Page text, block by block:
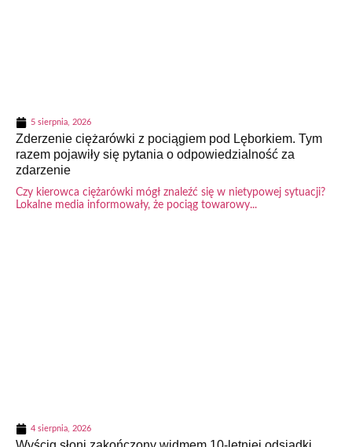
5 sierpnia, 2026
Zderzenie ciężarówki z pociągiem pod Lęborkiem. Tym
razem pojawiły się pytania o odpowiedzialność za
zdarzenie
Czy kierowca ciężarówki mógł znaleźć się w nietypowej sytuacji?
Lokalne media informowały, że pociąg towarowy...
4 sierpnia, 2026